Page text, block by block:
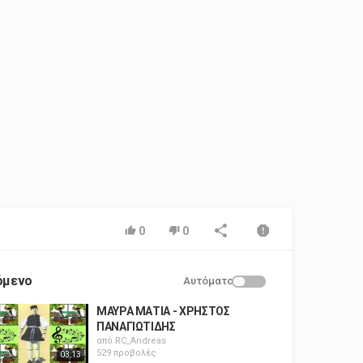
0 0
Αυτόματο
03:13
ΜΑΥΡΑ ΜΑΤΙΑ - ΧΡΗΣΤΟΣ
ΠΑΝΑΓΙΩΤΙΔΗΣ
από RC_Andreas
529 προβολές